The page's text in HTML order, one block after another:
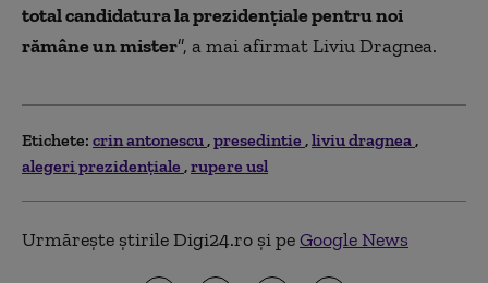
total candidatura la prezidenţiale pentru noi
rămâne un mister”, a mai afirmat Liviu Dragnea.
Etichete: crin antonescu presedintie liviu dragnea
alegeri prezidențiale rupere usl
Urmărește știrile Digi24.ro și peGoogle News